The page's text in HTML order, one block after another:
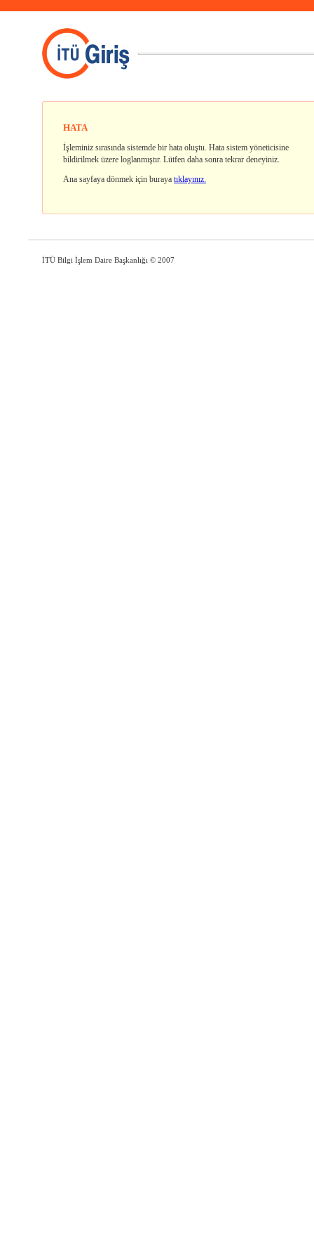
HATA
İşleminiz sırasında sistemde bir hata oluştu. Hata sistem yöneticisine
bildirilmek üzere loglanmıştır. Lütfen daha sonra tekrar deneyiniz.
Ana sayfaya dönmek için buraya tıklayınız.
İTÜ Bilgi İşlem Daire Başkanlığı © 2007